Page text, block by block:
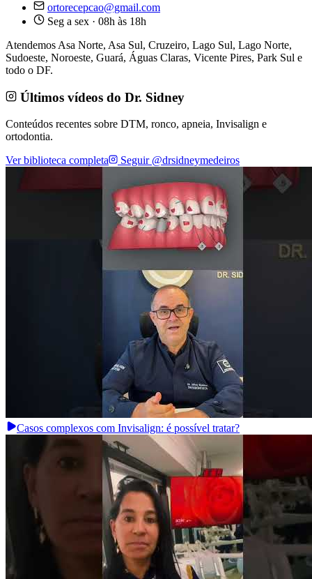
ortorecepcao@gmail.com
Seg a sex · 08h às 18h
Atendemos Asa Norte, Asa Sul, Cruzeiro, Lago Sul, Lago Norte,
Sudoeste, Noroeste, Guará, Águas Claras, Vicente Pires, Park Sul e
todo o DF.
Últimos vídeos do Dr. Sidney
Conteúdos recentes sobre DTM, ronco, apneia, Invisalign e
ortodontia.
Ver biblioteca completa
Seguir @drsidneymedeiros
Casos complexos com Invisalign: é possível tratar?